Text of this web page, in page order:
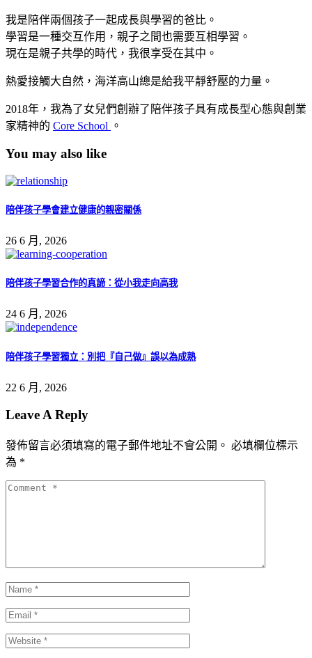
我是陪伴兩個孩子一起成長與學習的爸比。
學習是一種交互作用，親子之間也需要互相學習。
現在是親子共學的時代，我很享受在其中。
熱愛接觸大自然，海洋高山總是給我平靜舒壓的力量。
2018年，我為了女兒們創辦了陪伴孩子具有成長型心態與創業
家精神的 Core School 。
You may also like
陪伴孩子學會建立健康的親密關係
26 6 月, 2026
陪伴孩子學習合作的真諦：從小我走向高我
24 6 月, 2026
陪伴孩子學習獨立：別把『自己做』誤以為成熟
22 6 月, 2026
Leave A Reply
發佈留言必須填寫的電子郵件地址不會公開。 必填欄位標示
為 *